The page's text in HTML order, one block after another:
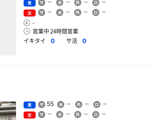
男
女
-
営業中 24時間営業
イキタイ
0 サ活 0
男 55
女